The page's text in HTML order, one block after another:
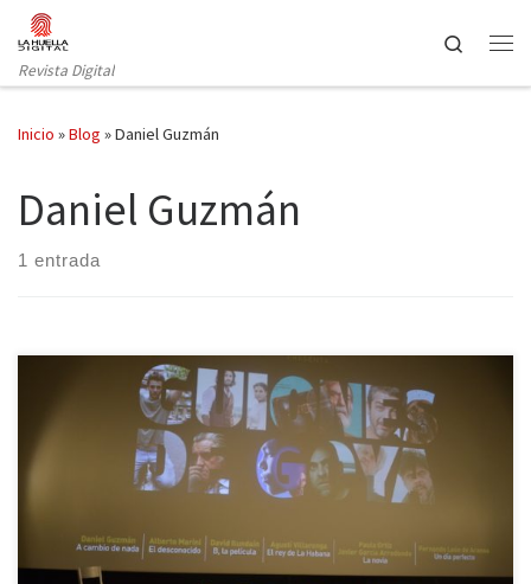
Saltar al contenido
Revista Digital
Search
Inicio »Blog »Daniel Guzmán
Daniel Guzmán
1 entrada
No tenemos más que acudir a Google para darnos cuenta de que
la convocatoria del Sindicato de Guionistas ALMA era más una
necesidad que una fiesta. El cine español, ese que nos eclipsa una
vez al año, no hace justicia a lo que viven nuestros guionistas los
días restantes del […]